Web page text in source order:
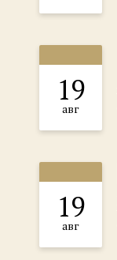
19
авг
19
авг